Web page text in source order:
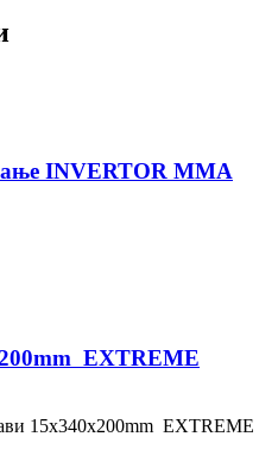
INVERTOR MMA
EXTREME
15x340x200mm EXTREME